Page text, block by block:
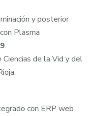
y posterior
Plasma
.
de la Vid y del
con ERP web